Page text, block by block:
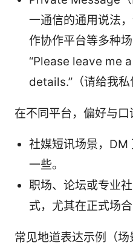
一通信的通用说法
作协作平台等多种
“Please leave me
details.”（请给我私
在不同平台，偏好与口
社媒短讯场景，DM
一些。
职场、论坛或专业
式，尤其在正式场合
常见地道表达示例（场